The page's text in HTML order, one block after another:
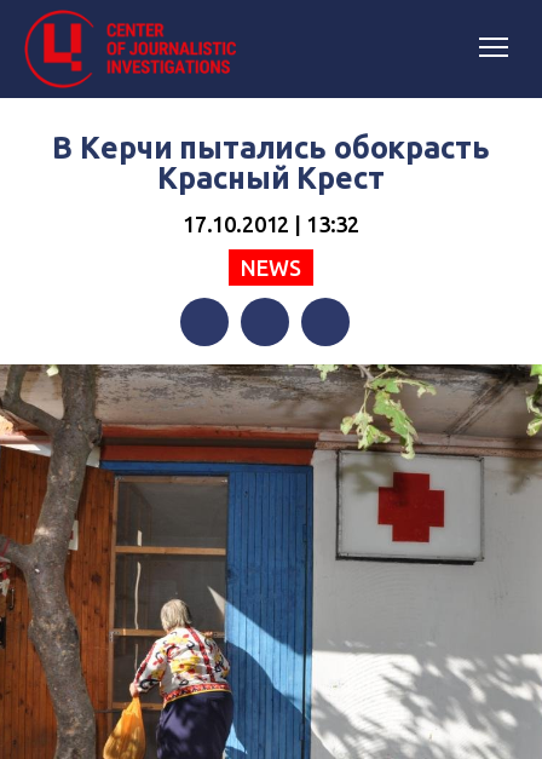
В Керчи пытались обокрасть
Красный Крест
17.10.2012 | 13:32
NEWS
FacebookTwitterTelegram